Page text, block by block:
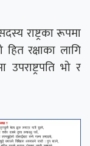
राष्ट्रका रूपमा
रक्षाका लागि
भो र